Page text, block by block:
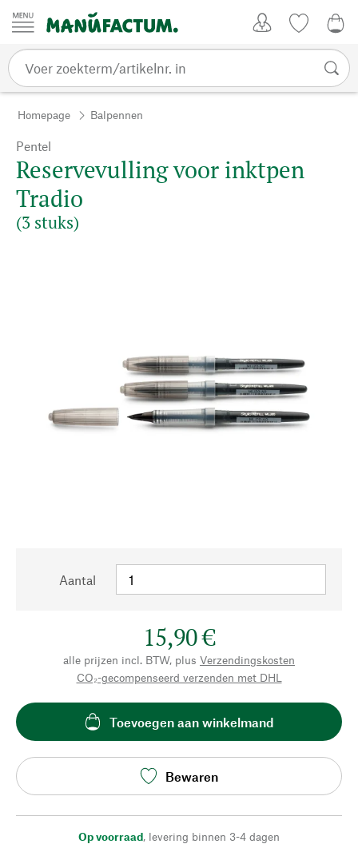
Passer au contenu
Homepage Balpennen
Pentel
Reservevulling voor inktpen
Tradio
(3 stuks)
Aantal
15,90 €
alle prijzen incl. BTW, plus Verzendingskosten
CO₂-gecompenseerd verzenden met DHL
Toevoegen aan winkelmand
Bewaren
Op voorraad, levering binnen 3-4 dagen